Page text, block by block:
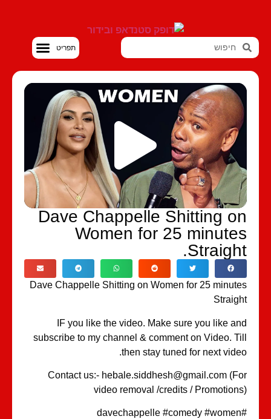
Dave Chappelle Shitting on
Women for 25 minutes
Straight.
Dave Chappelle Shitting on Women for 25 minutes
Straight
IF you like the video. Make sure you like and
subscribe to my channel & comment on Video. Till
then stay tuned for next video.
Contact us:- hebale.siddhesh@gmail.com (For
video removal /credits / Promotions)
#davechappelle #comedy #women